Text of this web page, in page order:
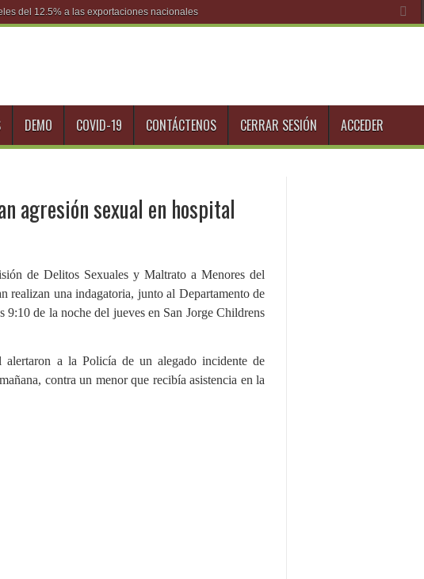
del 12.5% a las exportaciones nacionales
DEMO COVID-19 CONTÁCTENOS CERRAR SESIÓN ACCEDER
agresión sexual en hospital
de Delitos Sexuales y Maltrato a Menores del
realizan una indagatoria, junto al Departamento de
9:10 de la noche del jueves en San Jorge Childrens
a la Policía de un alegado incidente de
contra un menor que recibía asistencia en la